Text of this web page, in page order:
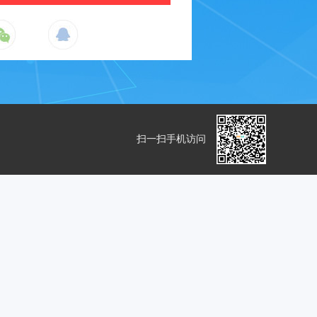
扫一扫手机访问